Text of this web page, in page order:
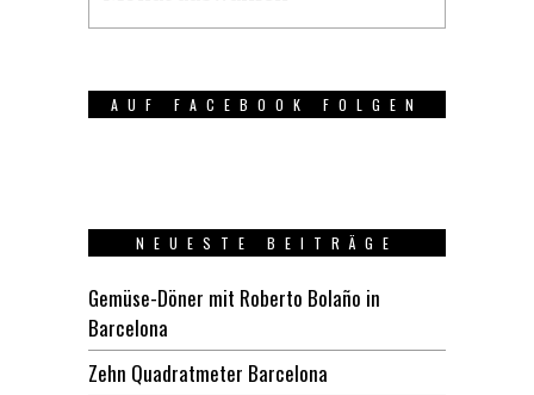
AUF FACEBOOK FOLGEN
NEUESTE BEITRÄGE
Gemüse-Döner mit Roberto Bolaño in
Barcelona
Zehn Quadratmeter Barcelona